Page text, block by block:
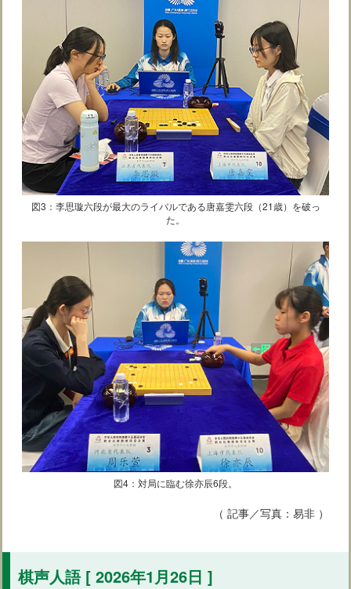
図3：李思璇六段が最大のライバルである唐嘉雯六段（21歳）を破っ
た。
図4：対局に臨む徐亦辰6段。
（ 記事／写真：易非 ）
棋声人語 [ 2026年1月26日 ]